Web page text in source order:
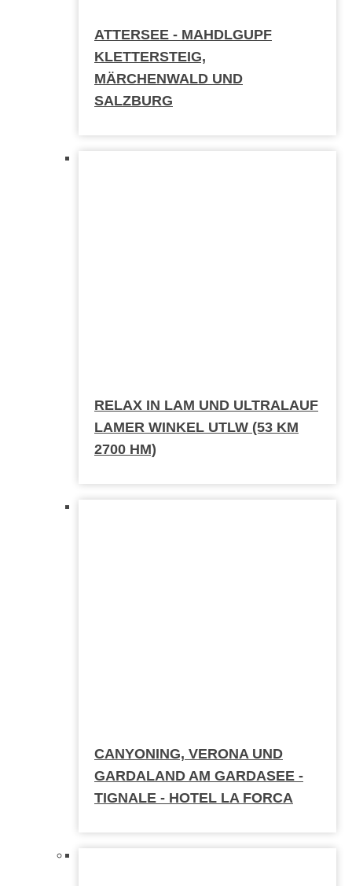
ATTERSEE - MAHDLGUPF
KLETTERSTEIG,
MÄRCHENWALD UND
SALZBURG
RELAX IN LAM UND ULTRALAUF
LAMER WINKEL UTLW (53 KM
2700 HM)
CANYONING, VERONA UND
GARDALAND AM GARDASEE -
TIGNALE - HOTEL LA FORCA